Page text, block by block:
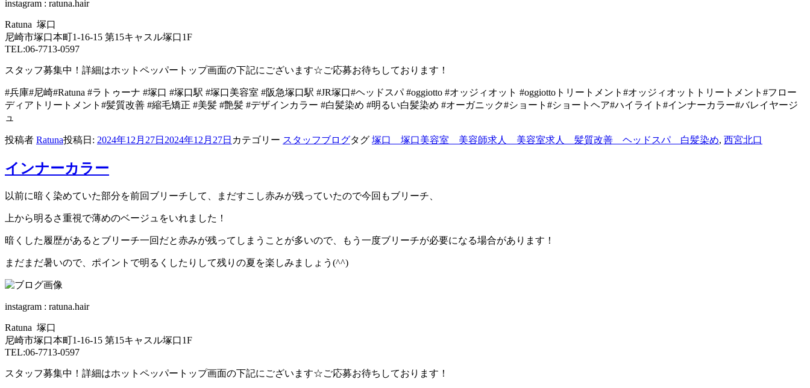
instagram : ratuna.hair
Ratuna 塚口
尼崎市塚口本町1-16-15 第15キャスル塚口1F
TEL:06-7713-0597
スタッフ募集中！詳細はホットペッパートップ画面の下記にございます☆ご応募お待ちしております！
#兵庫#尼崎#Ratuna #ラトゥーナ #塚口 #塚口駅 #塚口美容室 #阪急塚口駅 #JR塚口#ヘッドスパ #oggiotto #オッジィオット #oggiottoトリートメント#オッジィオットトリートメント#フロー
ディアトリートメント#髪質改善 #縮毛矯正 #美髪 #艶髪 #デザインカラー #白髪染め #明るい白髪染め #オーガニック#ショート#ショートヘア#ハイライト#インナーカラー#バレイヤージ
ュ
投稿者 Ratuna投稿日: 2024年12月27日 2024年12月27日 カテゴリー スタッフブログタグ 塚口 塚口美容室 美容師求人 美容室求人 髪質改善 ヘッドスパ 白髪染め, 西宮北口
インナーカラー
以前に暗く染めていた部分を前回ブリーチして、まだすこし赤みが残っていたので今回もブリーチ、
上から明るさ重視で薄めのベージュをいれました！
暗くした履歴があるとブリーチ一回だと赤みが残ってしまうことが多いので、もう一度ブリーチが必要になる場合があります！
まだまだ暑いので、ポイントで明るくしたりして残りの夏を楽しみましょう(^^)
instagram : ratuna.hair
Ratuna 塚口
尼崎市塚口本町1-16-15 第15キャスル塚口1F
TEL:06-7713-0597
スタッフ募集中！詳細はホットペッパートップ画面の下記にございます☆ご応募お待ちしております！